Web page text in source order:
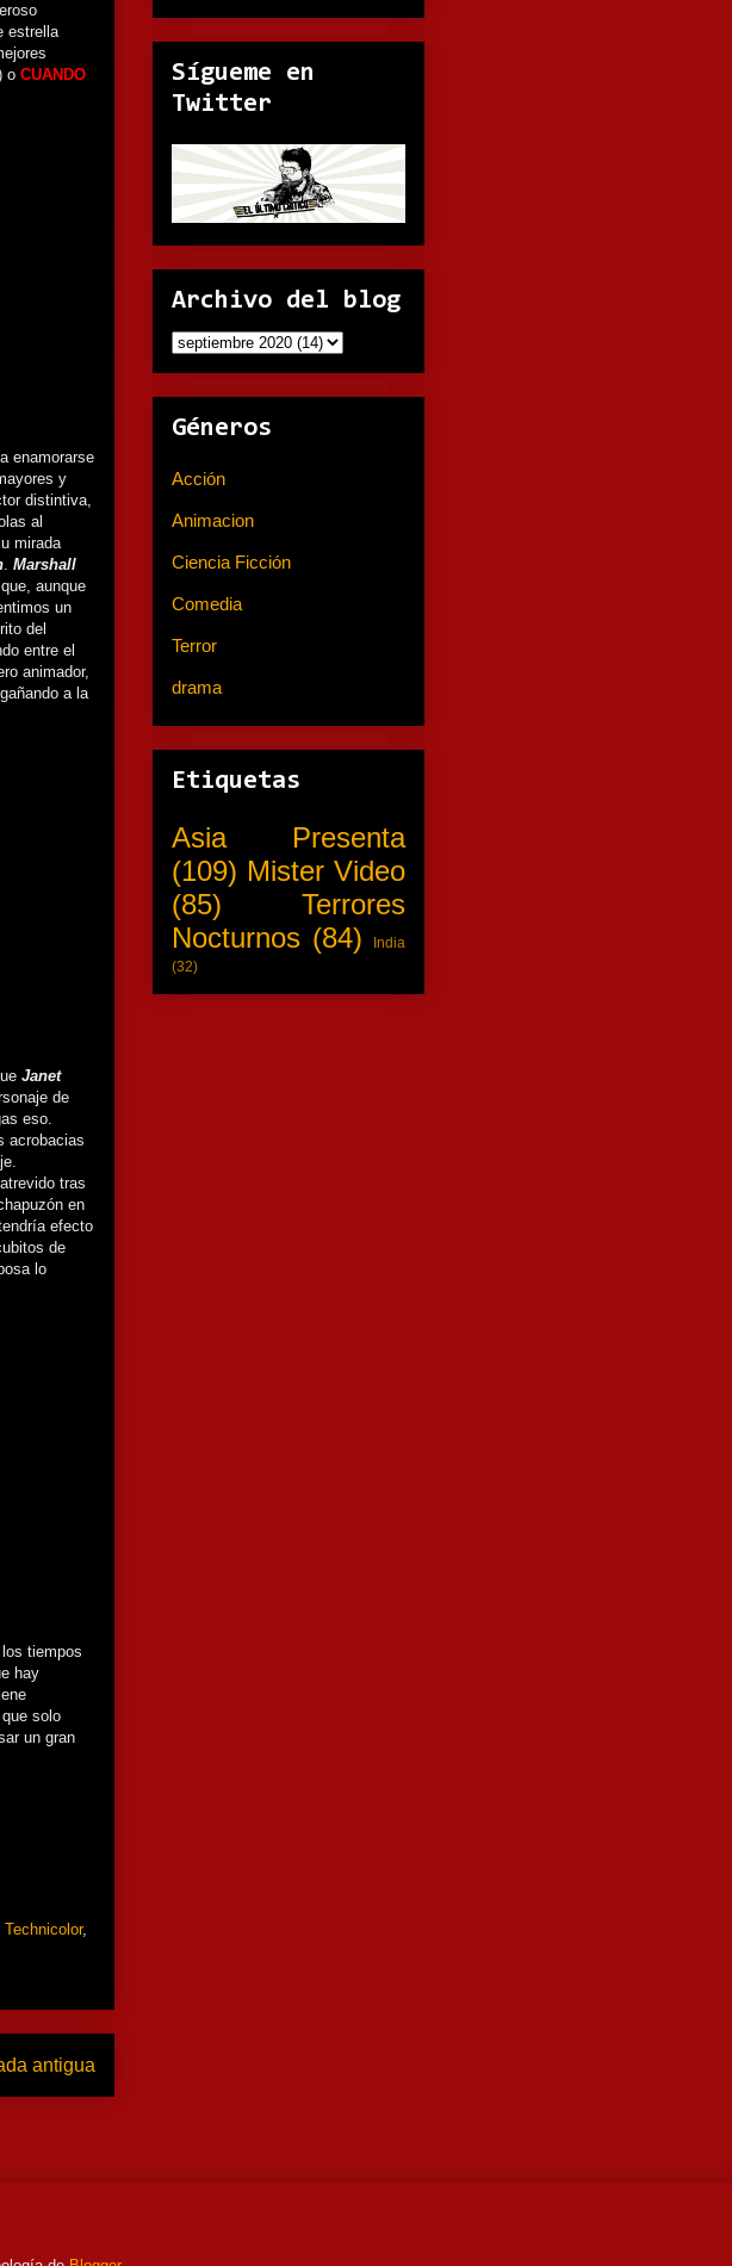
estrella
o CUANDO
enamorarse
y
distintiva,
al
mirada
. Marshall
aunque
un
del
entre el
animador,
a la
Janet
de
eso.
acrobacias
tras
en
efecto
de
lo
tiempos
hay
solo
un gran
Technicolor,
antigua
Sígueme en
Twitter
Archivo del blog
Géneros
Acción
Animacion
Ciencia Ficción
Comedia
Terror
drama
Etiquetas
Asia Presenta
(109) Mister Video
(85)
Terrores
Nocturnos (84)
India
(32)